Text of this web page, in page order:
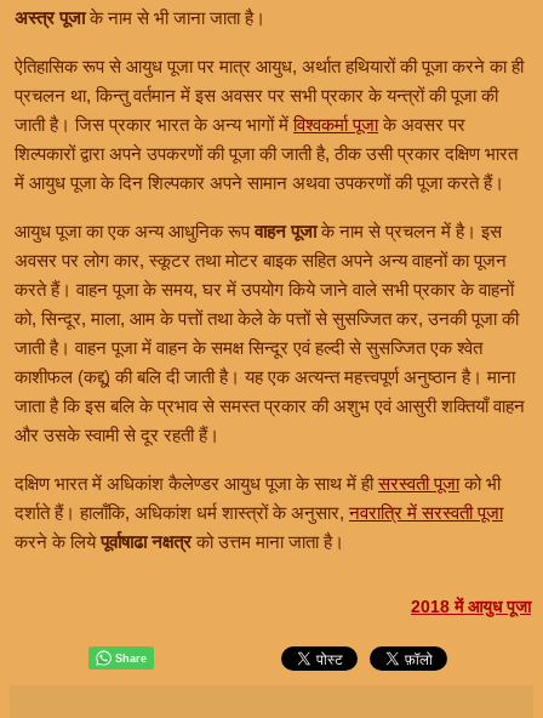
अस्त्र पूजाके नाम से भी जाना जाता है।
ऐतिहासिक रूप से आयुध पूजा पर मात्र आयुध, अर्थात हथियारों की पूजा करने का ही
प्रचलन था, किन्तु वर्तमान में इस अवसर पर सभी प्रकार के यन्त्रों की पूजा की
जाती है। जिस प्रकार भारत के अन्य भागों मेंविश्वकर्मा पूजाके अवसर पर
शिल्पकारों द्वारा अपने उपकरणों की पूजा की जाती है, ठीक उसी प्रकार दक्षिण भारत
में आयुध पूजा के दिन शिल्पकार अपने सामान अथवा उपकरणों की पूजा करते हैं।
आयुध पूजा का एक अन्य आधुनिक रूपवाहन पूजाके नाम से प्रचलन में है। इस
अवसर पर लोग कार, स्कूटर तथा मोटर बाइक सहित अपने अन्य वाहनों का पूजन
करते हैं। वाहन पूजा के समय, घर में उपयोग किये जाने वाले सभी प्रकार के वाहनों
को, सिन्दूर, माला, आम के पत्तों तथा केले के पत्तों से सुसज्जित कर, उनकी पूजा की
जाती है। वाहन पूजा में वाहन के समक्ष सिन्दूर एवं हल्दी से सुसज्जित एक श्वेत
काशीफल (कद्दू) की बलि दी जाती है। यह एक अत्यन्त महत्त्वपूर्ण अनुष्ठान है। माना
जाता है कि इस बलि के प्रभाव से समस्त प्रकार की अशुभ एवं आसुरी शक्तियाँ वाहन
और उसके स्वामी से दूर रहती हैं।
दक्षिण भारत में अधिकांश कैलेण्डर आयुध पूजा के साथ में हीसरस्वती पूजाको भी
दर्शाते हैं। हालाँकि, अधिकांश धर्म शास्त्रों के अनुसार,नवरात्रि में सरस्वती पूजा
करने के लियेपूर्वाषाढा नक्षत्रको उत्तम माना जाता है।
2018 में आयुध पूजा